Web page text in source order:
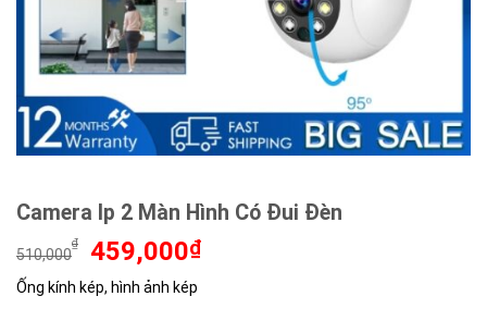
Camera Ip 2 Màn Hình Có Đui Đèn
510,000
₫
Giá
là:
459,000₫Giá
Ống kính kép, hình ảnh kép